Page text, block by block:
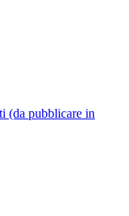
(da pubblicare in